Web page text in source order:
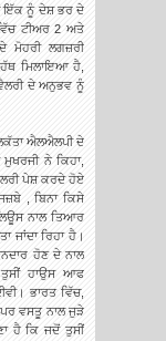
ਇੱਕ ਨੂੰ ਦੇਸ਼ ਭਰ ਦੇ
ਟੀਅਰ 2 ਅਤੇ
ਮੋਹਰੀ ਲਗਜ਼ਰੀ
ਮਿਲਾਇਆ ਹੈ,
ਦੇ ਅਨੁਭਵ ਨੂੰ
ਐਲਐਲਪੀ ਦੇ
ਨੇ ਕਿਹਾ,
ਪੇਸ਼ ਕਰਦੇ ਹੋਏ
, ਬਿਨਾ ਕਿਸੇ
ਨਾਲ ਤਿਆਰ
ਜਾਂਦਾ ਰਿਹਾ ਹੈ।
ਹੋਣ ਦੇ ਨਾਲ
ਹਾਉਸ ਆਫ
ਭਾਰਤ ਵਿੱਚ,
ਵਸਤੂ ਨਾਲ ਜੁੜੇ
ਹੈ ਕਿ ਜਦੋਂ ਤੁਸੀਂ